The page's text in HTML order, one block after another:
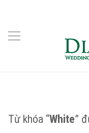
Từ khóa “White”